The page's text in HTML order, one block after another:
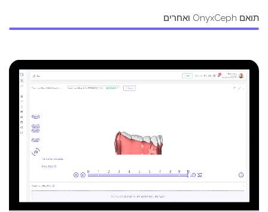
תואם OnyxCeph ואחרים